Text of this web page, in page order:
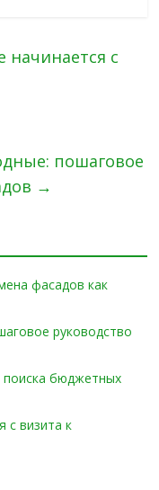
начинается с
пошаговое
→
фасадов как
руководство
поиска бюджетных
с визита к